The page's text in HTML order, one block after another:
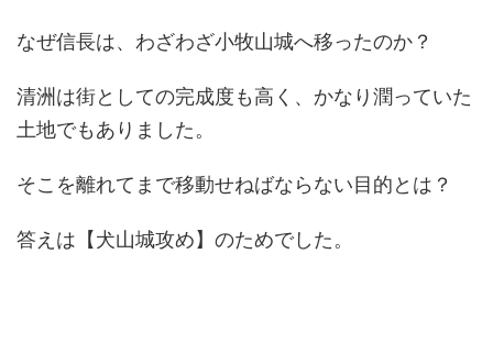
なぜ信長は、わざわざ小牧山城へ移ったのか？
清洲は街としての完成度も高く、かなり潤っていた
土地でもありました。
そこを離れてまで移動せねばならない目的とは？
答えは【犬山城攻め】のためでした。